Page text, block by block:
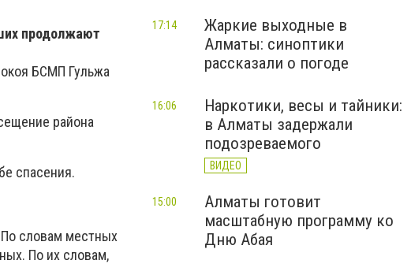
продолжают
БСМП Гульжа
района
спасения.
словам местных
По их словам,
Жаркие выходные в
Алматы: синоптики
рассказали о погоде
17:14
Наркотики, весы и тайники:
в Алматы задержали
подозреваемого
ВИДЕО
16:06
Алматы готовит
масштабную программу ко
Дню Абая
15:00